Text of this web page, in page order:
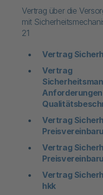
Vertrag über die
mit
21
Vertrag
Vertrag
Vertrag
Vertrag
Vertrag
hkk